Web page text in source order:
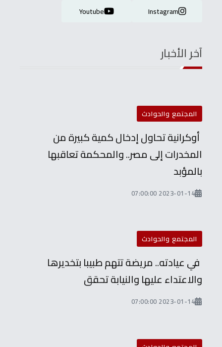
Instagram
Youtube
آخر الأخبار
المجتمع والحوادث
أوكرانية تحاول إدخال كمية كبيرة من
المخدرات إلى مصر.. والمحكمة تعاقبها
بالمؤبد
2023-01-14 07:00:00
المجتمع والحوادث
في عيادته.. مريضة تتهم طبيبا بتخديرها
والاعتداء عليها والنيابة تحقق
2023-01-14 07:00:00